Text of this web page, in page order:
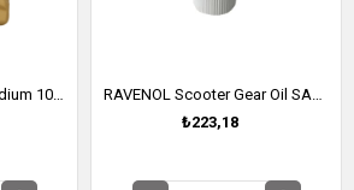
RAVENOL FORKOIL Medium 10W Çatal Yağı 1 Litre (1182104-001)
RAVENOL Scooter Gear Oil SAE 80W-90 Scooter Şanzıman Yağı 0,12 ML (1222202-120)
₺223,18